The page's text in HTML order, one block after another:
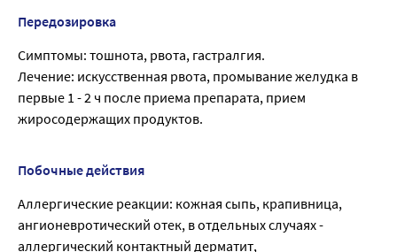
Передозировка
Симптомы: тошнота, рвота, гастралгия.
Лечение: искусственная рвота, промывание желудка в
первые 1 - 2 ч после приема препарата, прием
жиросодержащих продуктов.
Побочные действия
Аллергические реакции: кожная сыпь, крапивница,
ангионевротический отек, в отдельных случаях -
аллергический контактный дерматит,